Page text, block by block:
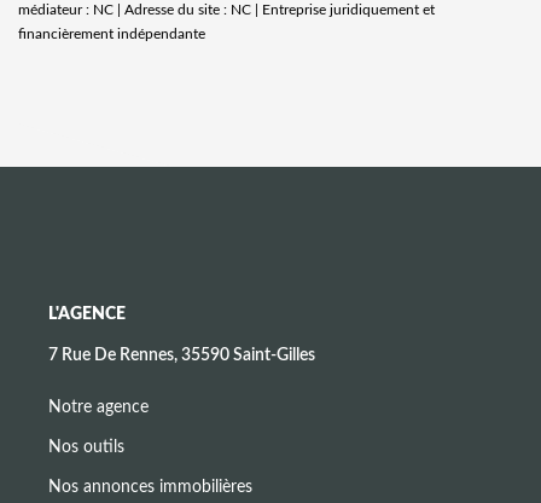
médiateur : NC | Adresse du site : NC | Entreprise juridiquement et
financièrement indépendante
L'AGENCE
7 Rue De Rennes, 35590 Saint-Gilles
Notre agence
Nos outils
Nos annonces immobilières